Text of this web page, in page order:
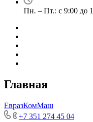
Пн. – Пт.: с 9:00 до
Главная
ЕвразКомМаш
+7 351 274 45 04